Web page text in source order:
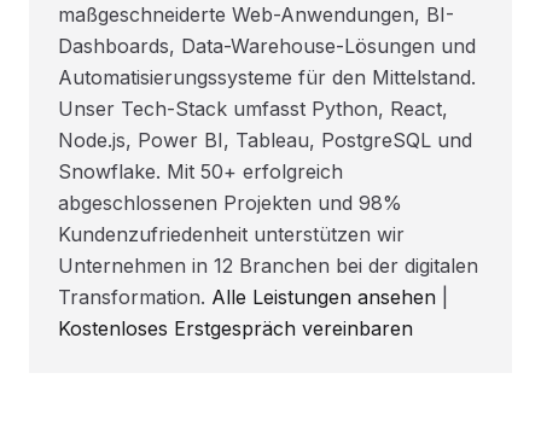
maßgeschneiderte Web-Anwendungen, BI-
Dashboards, Data-Warehouse-Lösungen und
Automatisierungssysteme für den Mittelstand.
Unser Tech-Stack umfasst Python, React,
Node.js, Power BI, Tableau, PostgreSQL und
Snowflake. Mit 50+ erfolgreich
abgeschlossenen Projekten und 98%
Kundenzufriedenheit unterstützen wir
Unternehmen in 12 Branchen bei der digitalen
Transformation. Alle Leistungen ansehen
Kostenloses Erstgespräch vereinbaren